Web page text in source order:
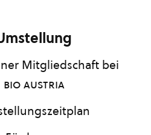
Mitgliedschaft bei
bio austria